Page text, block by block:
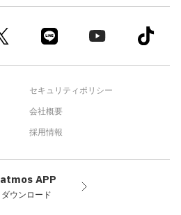
セキュリティポリシー
会社概要
採用情報
atmos APP
ダウンロード